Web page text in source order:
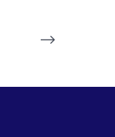
-->